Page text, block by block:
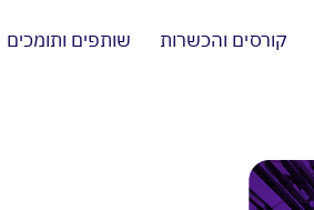
קורסים והכשרות שותפים ותומכים